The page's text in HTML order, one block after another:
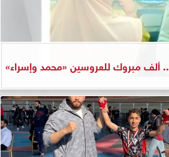
ألف مبروك للعروسين «محمد وإسراء»